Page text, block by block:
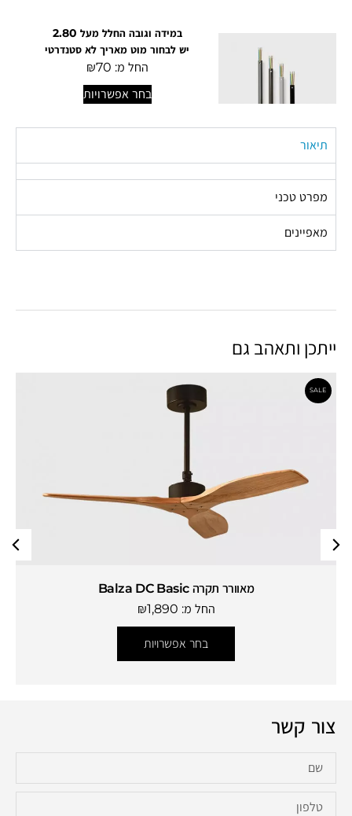
במידה וגובה החלל מעל 2.80
יש לבחור מוט מאריך לא סטנדרטי
החל מ: ₪70
בחר אפשרויות
תיאור
מפרט טכני
מאפיינים
ייתכן ותאהב גם
מאוורר תקרה Balza DC Basic
החל מ:
₪1,890
בחר אפשרויות
צור קשר